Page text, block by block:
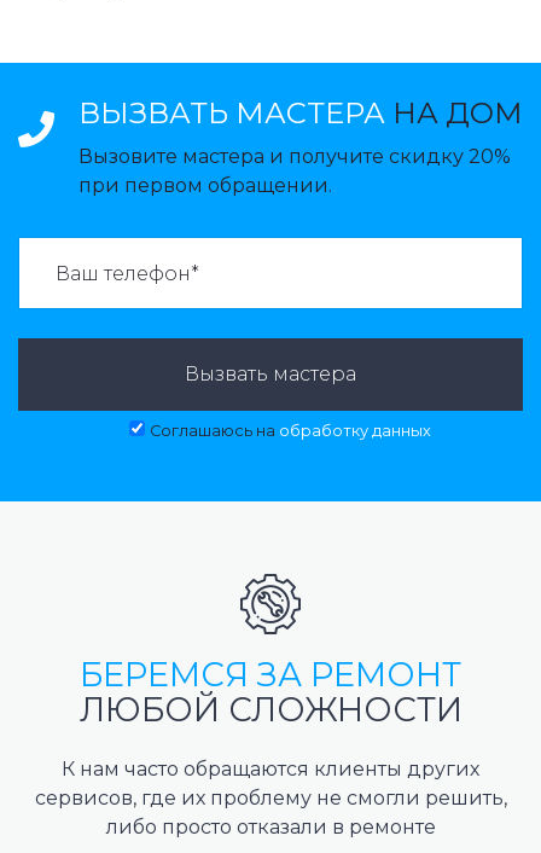
ВЫЗВАТЬ МАСТЕРА НА ДОМ
Вызовите мастера и получите скидку 20%
при первом обращении.
Вызвать мастера
Соглашаюсь на обработку данных
БЕРЕМСЯ ЗА РЕМОНТ
ЛЮБОЙ СЛОЖНОСТИ
К нам часто обращаются клиенты других
сервисов, где их проблему не смогли решить,
либо просто отказали в ремонте